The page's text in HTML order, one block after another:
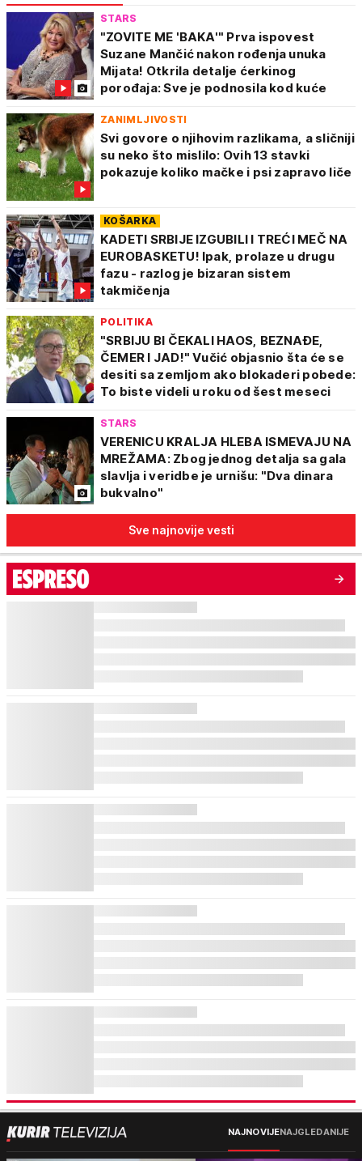
STARS
"ZOVITE ME 'BAKA'" Prva ispovest
Suzane Mančić nakon rođenja unuka
Mijata! Otkrila detalje ćerkinog
porođaja: Sve je podnosila kod kuće
ZANIMLJIVOSTI
Svi govore o njihovim razlikama, a sličniji
su neko što mislilo: Ovih 13 stavki
pokazuje koliko mačke i psi zapravo liče
KOŠARKA
KADETI SRBIJE IZGUBILI I TREĆI MEČ NA
EUROBASKETU! Ipak, prolaze u drugu
fazu - razlog je bizaran sistem
takmičenja
POLITIKA
"SRBIJU BI ČEKALI HAOS, BEZNAĐE,
ČEMER I JAD!" Vučić objasnio šta će se
desiti sa zemljom ako blokaderi pobede:
To biste videli u roku od šest meseci
STARS
VERENICU KRALJA HLEBA ISMEVAJU NA
MREŽAMA: Zbog jednog detalja sa gala
slavlja i veridbe je urnišu: "Dva dinara
bukvalno"
Sve najnovije vesti
NAJNOVIJENAJGLEDANIJE